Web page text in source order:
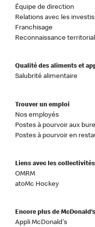
Équipe de direction
Relations avec les
Franchisage
Reconnaissance
Qualité des aliments et
Salubrité alimentaire
Trouver un emploi
Nos employés
Postes à pourvoir aux
Postes à pourvoir en
Liens avec les collectivités
OMRM
atoMc Hockey
Encore plus de McDonald’s
Appli McDonald's